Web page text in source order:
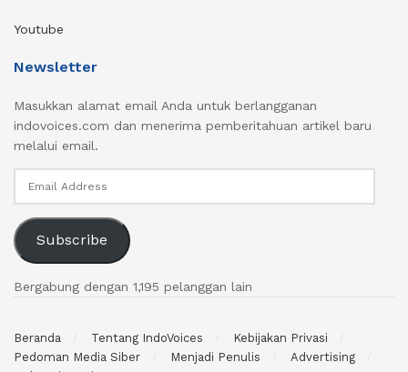
Youtube
Newsletter
Masukkan alamat email Anda untuk berlangganan
indovoices.com dan menerima pemberitahuan artikel baru
melalui email.
Subscribe
Bergabung dengan 1,195 pelanggan lain
Beranda Tentang IndoVoices
Kebijakan Privasi
Pedoman Media Siber
Menjadi Penulis
Advertising